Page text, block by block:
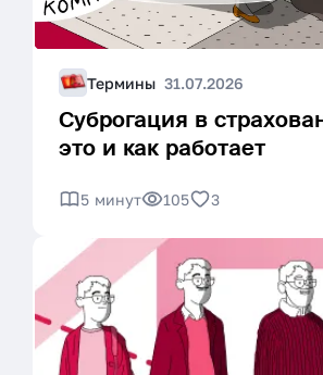
Термины 31.07.2026
Суброгация в
это и как работает
5 минут 105 3